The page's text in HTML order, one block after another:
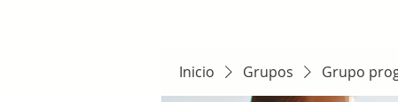
Inicio Grupos Grupo